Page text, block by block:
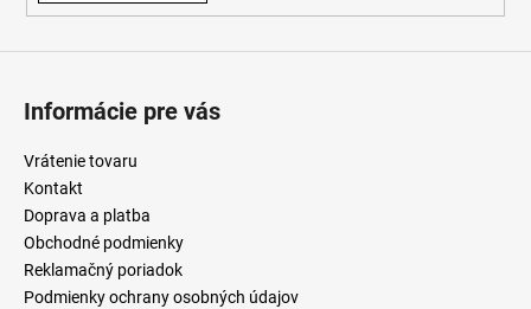
Informácie pre vás
Vrátenie tovaru
Kontakt
Doprava a platba
Obchodné podmienky
Reklamačný poriadok
Podmienky ochrany osobných údajov